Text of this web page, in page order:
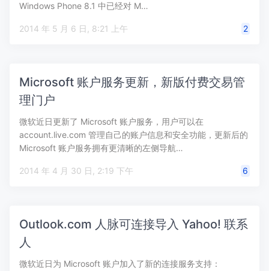
Windows Phone 8.1 中已经对 M…
2014 年 5 月 6 日, 8:21 上午 2
Microsoft 账户服务更新，新版付费交易管
理门户
微软近日更新了 Microsoft 账户服务，用户可以在
account.live.com 管理自己的账户信息和安全功能，更新后的
Microsoft 账户服务拥有更清晰的左侧导航…
2014 年 4 月 30 日, 2:19 下午 6
Outlook.com 人脉可连接导入 Yahoo! 联系
人
微软近日为 Microsoft 账户加入了新的连接服务支持：